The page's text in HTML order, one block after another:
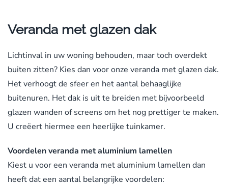
Veranda met glazen dak
Lichtinval in uw woning behouden, maar toch overdekt
buiten zitten? Kies dan voor onze veranda met glazen dak.
Het verhoogt de sfeer en het aantal behaaglijke
buitenuren. Het dak is uit te breiden met bijvoorbeeld
glazen wanden of screens om het nog prettiger te maken.
U creëert hiermee een heerlijke tuinkamer.
Voordelen veranda met aluminium lamellen
Kiest u voor een veranda met aluminium lamellen dan
heeft dat een aantal belangrijke voordelen: